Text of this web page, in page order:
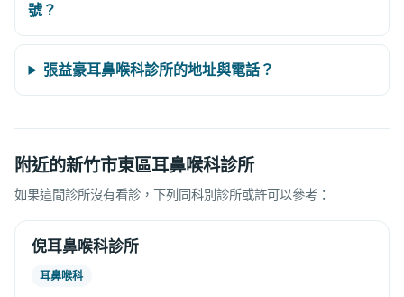
號？
張益豪耳鼻喉科診所的地址與電話？
附近的新竹市東區耳鼻喉科診所
如果這間診所沒有看診，下列同科別診所或許可以參考：
倪耳鼻喉科診所
耳鼻喉科